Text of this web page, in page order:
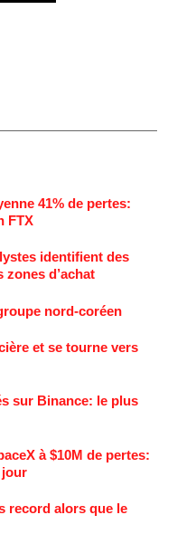
41% de pertes:
FTX
identifient des
d’achat
nord-coréen
et se tourne vers
sur Binance: le plus
à $10M de pertes:
jour
record alors que le